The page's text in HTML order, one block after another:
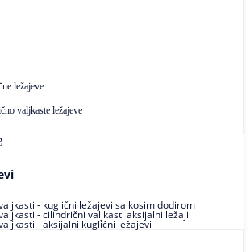
ležajeve
valjkaste ležajeve
- kuglični ležajevi sa kosim dodirom
- cilindrični valjkasti aksijalni ležaji
- aksijalni kuglični ležajevi